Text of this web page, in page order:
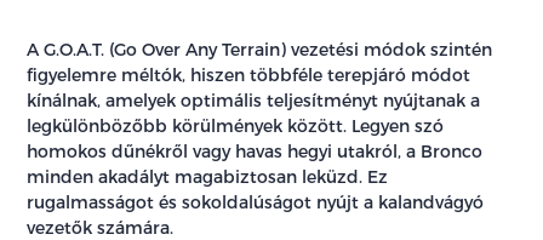
A G.O.A.T. (Go Over Any Terrain) vezetési módok szintén
figyelemre méltók, hiszen többféle terepjáró módot
kínálnak, amelyek optimális teljesítményt nyújtanak a
legkülönbözőbb körülmények között. Legyen szó
homokos dűnékről vagy havas hegyi utakról, a Bronco
minden akadályt magabiztosan leküzd. Ez
rugalmasságot és sokoldalúságot nyújt a kalandvágyó
vezetők számára.